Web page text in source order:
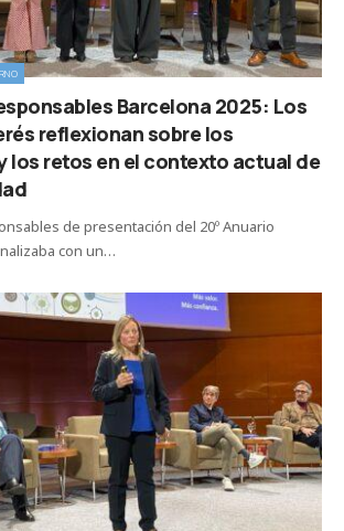
Barcelona 2025: Los
reflexionan sobre los
los retos en el contexto actual de
de presentación del 20º Anuario
con un…